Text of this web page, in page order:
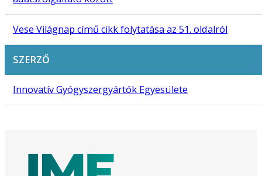
Vese Világnap című cikk folytatása az 51. oldalról
SZERZŐ
Innovatív Gyógyszergyártók Egyesülete